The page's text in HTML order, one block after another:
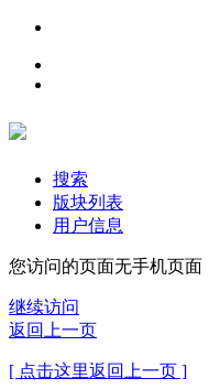
搜索
版块列表
用户信息
您访问的页面无手机页面
继续访问
返回上一页
[ 点击这里返回上一页 ]